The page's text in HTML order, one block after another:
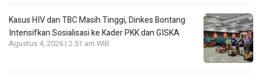
Kasus HIV dan TBC Masih Tinggi, Dinkes Bontang
Intensifkan Sosialisasi ke Kader PKK dan GISKA
Agustus 4, 2026 | 2:51 am WIB